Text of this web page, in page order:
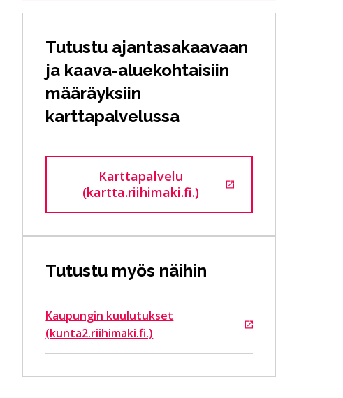
Tutustu ajantasakaavaan
ja kaava-aluekohtaisiin
määräyksiin
karttapalvelussa
Karttapalvelu
(kartta.riihimaki.fi.)Siirtyy ulkoiselle sivustolle
Tutustu myös näihin
Kaupungin kuulutukset
(kunta2.riihimaki.fi.)
Siirtyy ulkoiselle sivustolle